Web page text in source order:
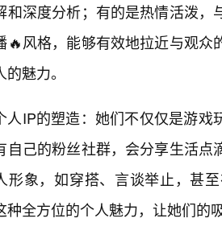
和深度分析；有的是热情活泼
🔥风格，能够有效地拉近与观
魅力。
人IP的塑造：她们不仅仅是游戏
自己的粉丝社群，会分享生活
形象，如穿搭、言谈举止，甚
种全方位的个人魅力，让她们的